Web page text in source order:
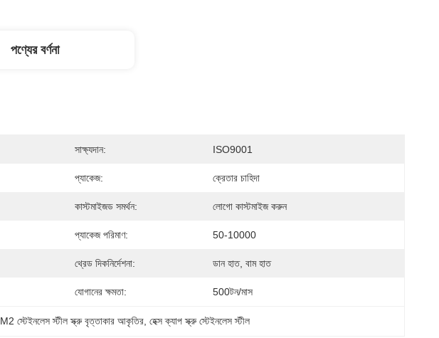
পণ্যের বর্ণনা
সাক্ষ্যদান: ISO9001
প্যাকেজ: ক্রেতার চাহিদা
কাস্টমাইজড সমর্থন: লোগো কাস্টমাইজ করুন
প্যাকেজ পরিমাণ: 50-10000
থ্রেড দিকনির্দেশনা: ডান হাত, বাম হাত
যোগানের ক্ষমতা: 500টন/মাস
M2 স্টেইনলেস স্টীল স্ক্রু বৃত্তাকার আকৃতির , হেক্স ক্যাপ স্ক্রু স্টেইনলেস স্টীল